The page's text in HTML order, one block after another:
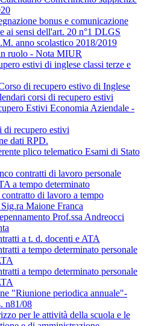
bonus e comunicazione
ai sensi dell'art. 20 n°1 DLGS
anno scolastico 2018/2019
ruolo - Nota MIUR
estivi di inglese classi terze e
di recupero estivo di Inglese
corsi di recupero estivi
Estivi Economia Aziendale -
di recupero estivi
dati RPD.
plico telematico Esami di Stato
contratti di lavoro personale
a tempo determinato
di lavoro a tempo
Maione Franca
Prof.ssa Andreocci
a t. d. docenti e ATA
a tempo determinato personale
a tempo determinato personale
"Riunione periodica annuale"-
n81/08
per le attività della scuola e le